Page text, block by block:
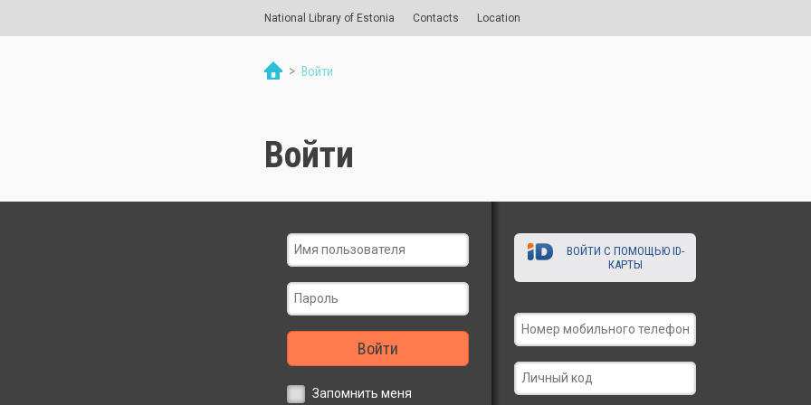
National Library of Estonia Contacts Location
> Войти
Войти
Войти
Запомнить меня
ВОЙТИ С ПОМОЩЬЮ ID-
КАРТЫ